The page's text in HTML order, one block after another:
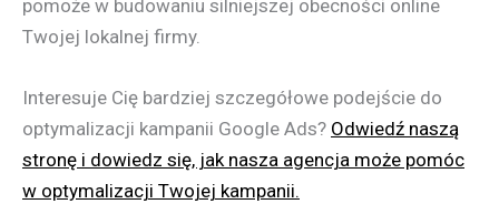
pomoże w budowaniu silniejszej obecności online
Twojej lokalnej firmy.
Interesuje Cię bardziej szczegółowe podejście do
optymalizacji kampanii Google Ads? Odwiedź naszą
stronę i dowiedz się, jak nasza agencja może pomóc
w optymalizacji Twojej kampanii.